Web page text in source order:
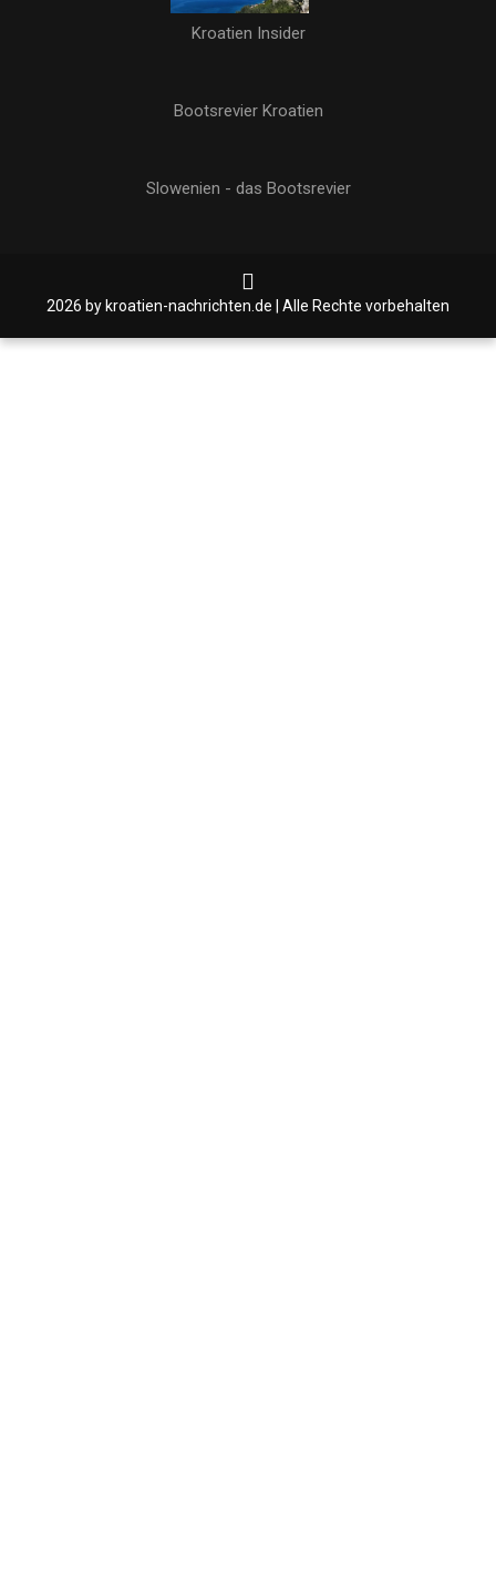
Kroatien Insider
Bootsrevier Kroatien
Slowenien - das Bootsrevier
2026 by kroatien-nachrichten.de | Alle Rechte vorbehalten